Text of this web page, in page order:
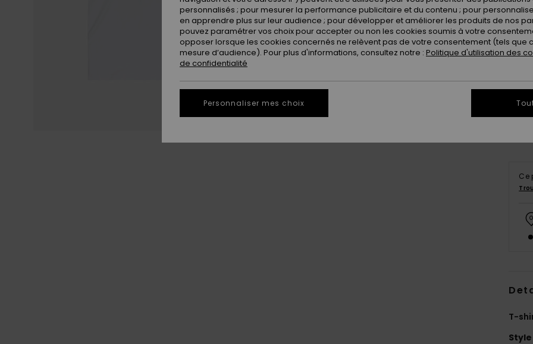
Ce
T-
Style
personnalisés ; pour mesurer la performance publicitaire et du contenu ; pour
en apprendre plus sur leur audience ; pour développer et améliorer les produits de nos
pouvez paramétrer vos choix pour accepter ou non les cookies soumis à votre
opposer lorsque les cookies concernés ne relèvent pas de votre consentement (tels que
mesure d’audience). Pour plus d'informations, consultez notre : Politique d'utilisation des
de confidentialité
Personnaliser mes choix